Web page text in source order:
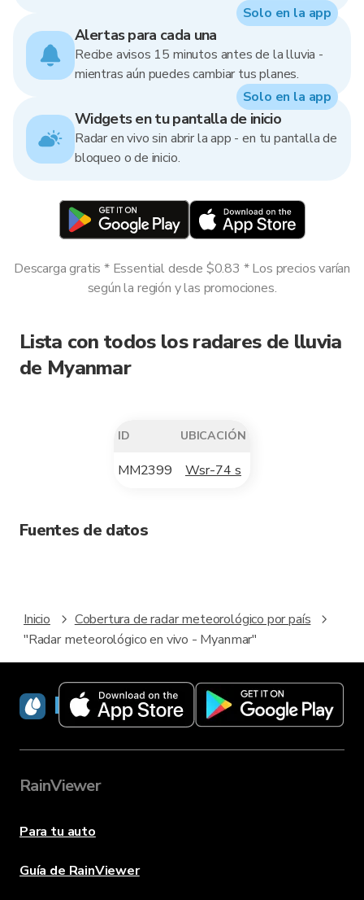
Alertas para cada una
Recibe avisos 15 minutos antes de la lluvia -
mientras aún puedes cambiar tus planes.
Solo en la app
Widgets en tu pantalla de inicio
Radar en vivo sin abrir la app - en tu pantalla de
bloqueo o de inicio.
Solo en la app
Descarga gratis * Essential desde $0.83 * Los precios varían
según la región y las promociones.
Lista con todos los radares de lluvia
de Myanmar
ID UBICACIÓN
MM2399 Wsr-74 s
Fuentes de datos
Inicio
Cobertura de radar meteorológico por país
"Radar meteorológico en vivo - Myanmar"
RainViewer
RainViewer
Para tu auto
Guía de RainViewer